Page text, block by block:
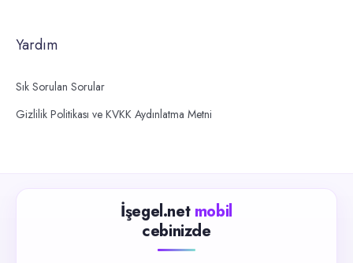
Yardım
Sık Sorulan Sorular
Gizlilik Politikası ve KVKK Aydınlatma Metni
İşegel.net mobil
cebinizde